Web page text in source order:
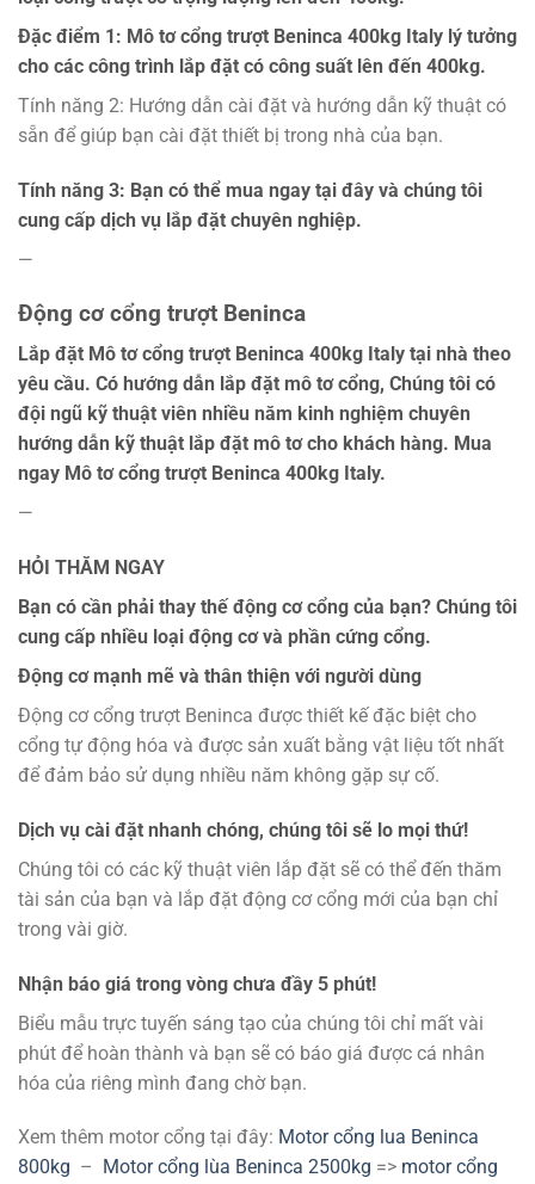
Đặc điểm 1: Mô tơ cổng trượt Beninca 400kg Italy lý tưởng
cho các công trình lắp đặt có công suất lên đến 400kg.
Tính năng 2: Hướng dẫn cài đặt và hướng dẫn kỹ thuật có
sẵn để giúp bạn cài đặt thiết bị trong nhà của bạn.
Tính năng 3: Bạn có thể mua ngay tại đây và chúng tôi
cung cấp dịch vụ lắp đặt chuyên nghiệp.
—
Động cơ cổng trượt Beninca
Lắp đặt Mô tơ cổng trượt Beninca 400kg Italy tại nhà theo
yêu cầu. Có hướng dẫn lắp đặt mô tơ cổng, Chúng tôi có
đội ngũ kỹ thuật viên nhiều năm kinh nghiệm chuyên
hướng dẫn kỹ thuật lắp đặt mô tơ cho khách hàng. Mua
ngay Mô tơ cổng trượt Beninca 400kg Italy.
—
HỎI THĂM NGAY
Bạn có cần phải thay thế động cơ cổng của bạn? Chúng tôi
cung cấp nhiều loại động cơ và phần cứng cổng.
Động cơ mạnh mẽ và thân thiện với người dùng
Động cơ cổng trượt Beninca được thiết kế đặc biệt cho
cổng tự động hóa và được sản xuất bằng vật liệu tốt nhất
để đảm bảo sử dụng nhiều năm không gặp sự cố.
Dịch vụ cài đặt nhanh chóng, chúng tôi sẽ lo mọi thứ!
Chúng tôi có các kỹ thuật viên lắp đặt sẽ có thể đến thăm
tài sản của bạn và lắp đặt động cơ cổng mới của bạn chỉ
trong vài giờ.
Nhận báo giá trong vòng chưa đầy 5 phút!
Biểu mẫu trực tuyến sáng tạo của chúng tôi chỉ mất vài
phút để hoàn thành và bạn sẽ có báo giá được cá nhân
hóa của riêng mình đang chờ bạn.
Xem thêm motor cổng tại đây: Motor cổng lua Beninca
800kg – Motor cổng lùa Beninca 2500kg => motor cổng